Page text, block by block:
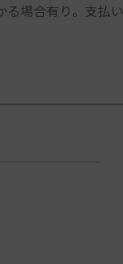
る場合有り。支払い